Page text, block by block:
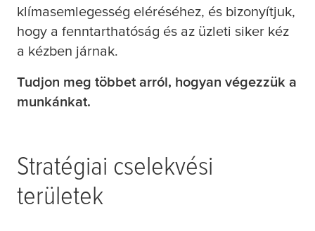
klímasemlegesség eléréséhez, és bizonyítjuk,
hogy a fenntarthatóság és az üzleti siker kéz
a kézben járnak.​
​Tudjon meg többet arról, hogyan végezzük a
munkánkat.
Stratégiai cselekvési
területek